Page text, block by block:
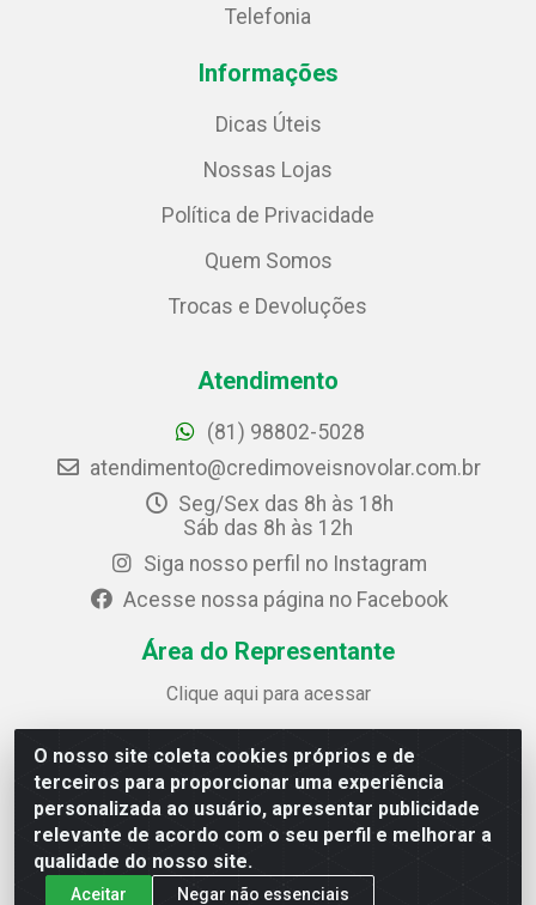
O nosso site coleta cookies próprios e de
terceiros para proporcionar uma experiência
personalizada ao usuário, apresentar publicidade
relevante de acordo com o seu perfil e melhorar a
qualidade do nosso site.
Aceitar Negar não essenciais
Telefonia
Informações
Dicas Úteis
Nossas Lojas
Política de Privacidade
Quem Somos
Trocas e Devoluções
Atendimento
(81) 98802-5028
atendimento@credimoveisnovolar.com.br
Seg/Sex das 8h às 18h
Sáb das 8h às 12h
Siga nosso perfil no Instagram
Acesse nossa página no Facebook
Área do Representante
Clique aqui para acessar
Credimóveis Novolar Ltda
Rua José Alves Bezerra, 430 - Prazeres - Jaboatão dos
Guararapes / PE - CEP 54.325-610
CNPJ: 09.930.165/0013-70